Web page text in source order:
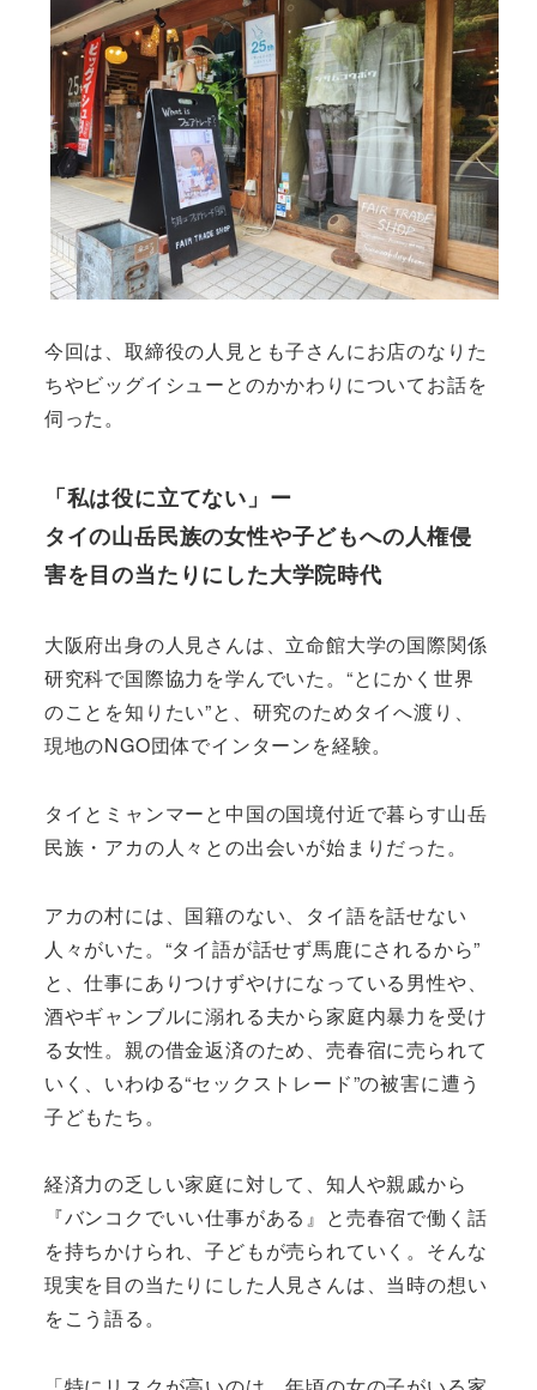
今回は、取締役の人見とも子さんにお店のなりた
ちやビッグイシューとのかかわりについてお話を
伺った。
「私は役に立てない」ー
タイの山岳民族の女性や子どもへの人権侵
害を目の当たりにした大学院時代
大阪府出身の人見さんは、立命館大学の国際関係
研究科で国際協力を学んでいた。“とにかく世界
のことを知りたい”と、研究のためタイへ渡り、
現地のNGO団体でインターンを経験。
タイとミャンマーと中国の国境付近で暮らす山岳
民族・アカの人々との出会いが始まりだった。
アカの村には、国籍のない、タイ語を話せない
人々がいた。“タイ語が話せず馬鹿にされるから”
と、仕事にありつけずやけになっている男性や、
酒やギャンブルに溺れる夫から家庭内暴力を受け
る女性。親の借金返済のため、売春宿に売られて
いく、いわゆる“セックストレード”の被害に遭う
子どもたち。
経済力の乏しい家庭に対して、知人や親戚から
『バンコクでいい仕事がある』と売春宿で働く話
を持ちかけられ、子どもが売られていく。そんな
現実を目の当たりにした人見さんは、当時の想い
をこう語る。